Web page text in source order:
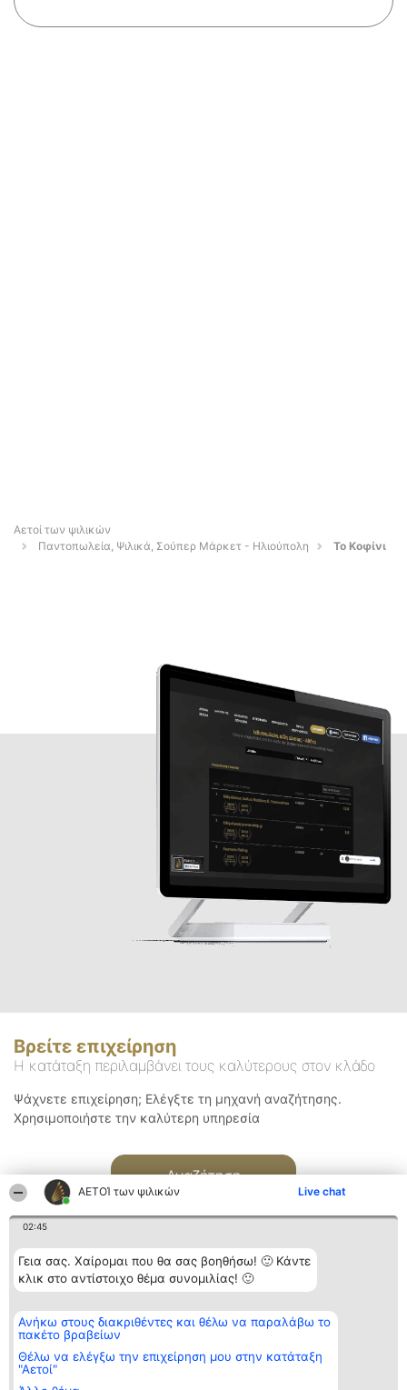
ΑΕΤΟΊ των ψιλικών Live chat
02:45
Γεια σας. Χαίρομαι που θα σας βοηθήσω! 🙂 Κάντε
κλικ στο αντίστοιχο θέμα συνομιλίας! 🙂
Ανήκω στους διακριθέντες και θέλω να παραλάβω το
πακέτο βραβείων
Θέλω να ελέγξω την επιχείρηση μου στην κατάταξη
"Αετοί"
Αετοί των ψιλικών
Παντοπωλεία, Ψιλικά, Σούπερ Μάρκετ - Ηλιούπολη
Το Κοφίνι
Βρείτε επιχείρηση
Η κατάταξη περιλαμβάνει τους καλύτερους στον κλάδο
Ψάχνετε επιχείρηση; Ελέγξτε τη μηχανή αναζήτησης.
Χρησιμοποιήστε την καλύτερη υπηρεσία
Αναζήτηση
Διοργανωτής της
κατάταξης
BEAUTIFUL COMPANY
ΤΗΛ. ΕΠΙΚΟΙΝΩΝΙΑΣ:
2104128019
Κατάταξη
Διακριθέντες
των
διακριθέντων
Επικοινωνία
Επικοινωνία